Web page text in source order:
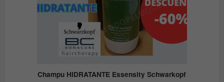
Champu HIDRATANTE Essensity Schwarkopf